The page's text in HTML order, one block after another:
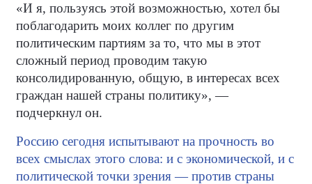
«И я, пользуясь этой возможностью, хотел бы
поблагодарить моих коллег по другим
политическим партиям за то, что мы в этот
сложный период проводим такую
консолидированную, общую, в интересах всех
граждан нашей страны политику», —
подчеркнул он.
Россию сегодня испытывают на прочность во
всех смыслах этого слова: и с экономической, и с
политической точки зрения — против страны